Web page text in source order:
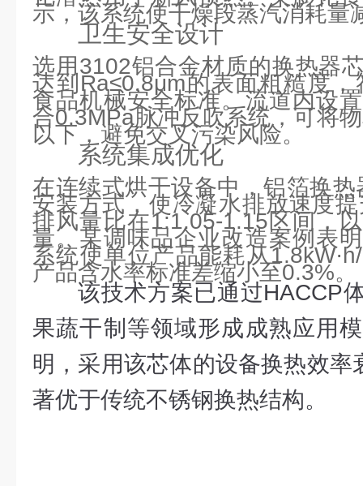
示，该系统使干燥段蒸汽消耗量
卫生安全设计
选用3102铝合金材质的换热器
达到Ra≤0.8μm的表面粗糙度，
食品机械安全标准。流道内设
合0.3MPa脉冲反吹系统，可将
以下，避免交叉污染风险。
系统集成优化
在连续式烘干设备中，铝箔换热
安装方式，使冷凝水排放速度
排风量比在1:1.05-1.15区间，
量。某调味品企业改造案例表
系统使单位产品能耗从
产品含水率标准差缩小至0.3%。
该技术方案已通过HACCP
果蔬干制等领域形成成熟应用
明，采用该芯体的设备换热效率
著优于传统不锈钢换热结构。